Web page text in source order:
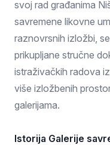
svoj rad građanima
savremene likovne
raznovrsnih izložbi,
prikupljane stručne
istraživačkih radova
više izložbenih
galerijama.
Istorija Galerije